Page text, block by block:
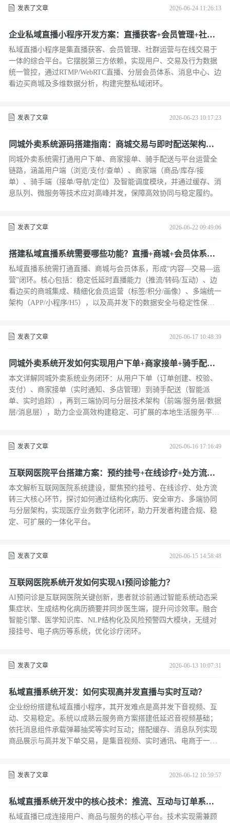
发表了文章 2026-06-24 11:26:13
企业私域直播小程序开发方案：直播获客+会员管理+社群
运营功能详解
私域直播小程序是集直播获客、会员管理、社群运营与在线交易于
一体的综合平台。它摆脱第三方依赖，实现用户、交易及行为数据
统一管控，通过RTMP/WebRTC直播、分层会员体系、消息中心、边
看边买商城及多维数据分析，构建完整私域闭环。
发表了文章 2026-06-23 10:17:23
同城外卖系统源码搭建指南：商城交易与即时配送架构解
析
同城外卖系统需打通用户下单、商家接单、骑手配送与平台运营全
链路，涵盖用户端（浏览/支付/查单）、商家端（商品/库存/接
单）、骑手端（接单/导航/定位）及智能调度模块，并通过缓存、消
息队列、微服务等技术应对高峰并发，保障高效协同与稳定履约。
发表了文章 2026-06-22 09:49:06
搭建私域直播系统需要哪些功能？直播+商城+会员体系全
面解析
私域直播系统需打通直播、商城与会员体系，形成“内容—交易—运
营”闭环。核心包括：稳定低延时直播能力（推流/转码/互动）、边
看边买的商城集成、精细化会员运营（标签/积分/画像）、多端统一
架构（APP/小程序/H5），以及高并发下的数据安全与稳定性保
发表了文章 2026-06-17 10:48:39
同城外卖系统开发如何实现用户下单+商家接单+骑手配送
闭环？架构设计解析
本文详解同城外卖系统业务闭环：从用户下单（订单创建、校验、
支付）、商家接单（实时通知、多店管理）到骑手配送（智能派
单、实时追踪），再到三端协同与分层技术架构（前端/服务层/数据
层/消息层），助力企业高效构建稳定、可扩展的本地生活服务平
发表了文章 2026-06-16 17:16:49
互联网医院平台搭建方案：预约挂号+在线诊疗+处方流转
一体化
本文解析互联网医院系统建设，聚焦预约挂号、在线诊疗、处方流
转三大核心环节，探讨如何通过结构化病历、安全审方、多端协同
与分层架构，实现医疗业务数字化闭环，助力开发者构建合规、稳
定、可扩展的一体化平台。
发表了文章 2026-06-15 14:58:48
互联网医院系统开发如何实现AI预问诊能力？
AI预问诊是互联网医院关键创新，患者就诊前通过智能系统动态采
集症状、生成结构化病历摘要并同步医生端，提升问诊效率。融合
智能引擎、医学知识库、NLP结构化及风险预警四大模块，无缝对
接挂号、电子病历等系统，优化诊疗闭环。
发表了文章 2026-06-13 10:07:31
私域直播系统开发：如何实现高并发直播与实时互动？
企业纷纷搭建私域直播小程序，其开发难点是高并发下音视频、互
动、交易稳定。系统以成熟云服务商方案搭建低延迟音视频基础；
依托消息组件承载弹幕抽奖等实时互动；搭配缓存、消息队列实现
商品展示与高并发下单交易，是集音视频、实时通讯、电商于一体
发表了文章 2026-06-12 10:59:57
私域直播系统开发中的核心技术：推流、互动与订单系统
解析
私域直播已成连接用户、商品与服务的核心平台。技术实现需兼顾